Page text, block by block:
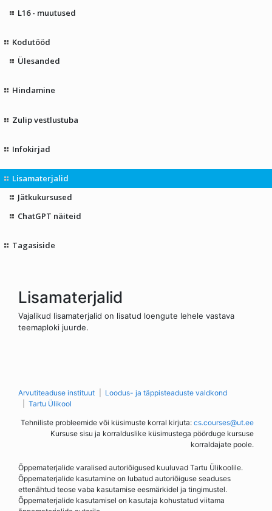
L16 - muutused
Kodutööd
Ülesanded
Hindamine
Zulip vestlustuba
Infokirjad
Lisamaterjalid
Jätkukursused
ChatGPT näiteid
Tagasiside
Lisamaterjalid
Vajalikud lisamaterjalid on lisatud loengute lehele vastava
teemaploki juurde.
Arvutiteaduse instituut
Loodus- ja täppisteaduste valdkond
Tartu Ülikool
Tehniliste probleemide või küsimuste korral kirjuta: cs.courses@ut.ee
Kursuse sisu ja korralduslike küsimustega pöörduge kursuse
korraldajate poole.
Õppematerjalide varalised autoriõigused kuuluvad Tartu Ülikoolile.
Õppematerjalide kasutamine on lubatud autoriõiguse seaduses
ettenähtud teose vaba kasutamise eesmärkidel ja tingimustel.
Õppematerjalide kasutamisel on kasutaja kohustatud viitama